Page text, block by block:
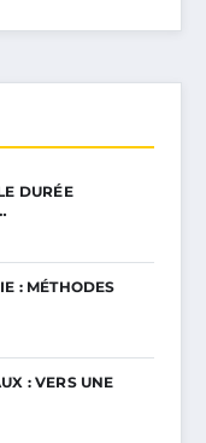
DURÉE
: MÉTHODES
: VERS UNE